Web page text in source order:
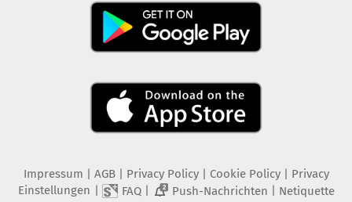
Impressum | AGB | Privacy Policy| Cookie Policy| Privacy
Einstellungen | FAQ| 2 Push-Nachrichten | Netiquette